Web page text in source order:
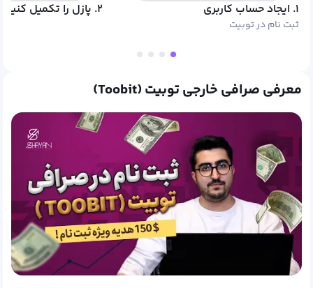
۱. ایجاد حساب کاربری
ثبت نام در توبیت
۲. پازل را تکمیل کنید
معرفی صرافی خارجی توبیت (Toobit)